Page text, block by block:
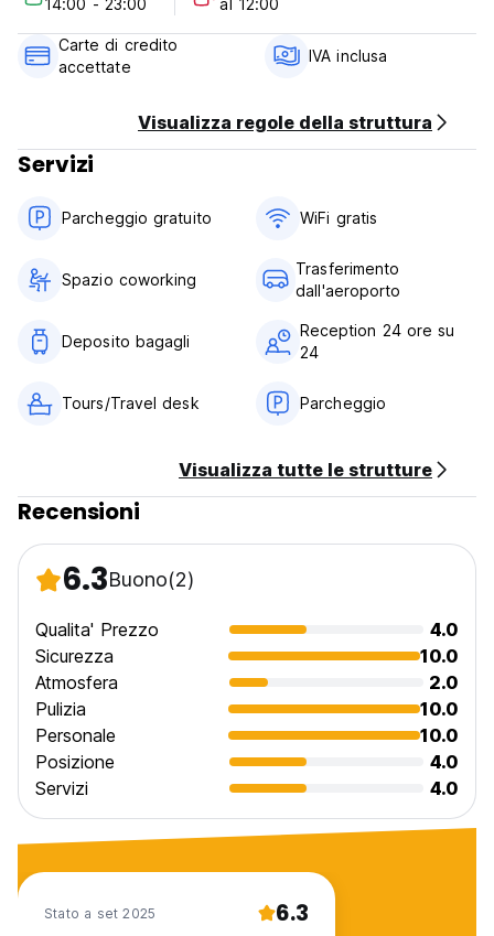
cancellation or No Show, you will be charged the first night
of your stay.
Check in from 14.00 to 23.00
Taxes included
General:
No special conditions
14:00 - 23:00
al 12:00
Carte di credito
accettate
IVA inclusa
Visualizza regole della struttura
Servizi
Parcheggio gratuito WiFi gratis
Spazio coworking
Trasferimento
dall'aeroporto
Deposito bagagli
Reception 24 ore su
24
Tours/Travel desk Parcheggio
Visualizza tutte le strutture
Recensioni
6.3Buono(2)
Qualita' Prezzo
4.0
Sicurezza
10.0
Atmosfera
2.0
Pulizia
10.0
Personale
10.0
Posizione
4.0
Servizi
4.0
Stato a set 2025 6.3